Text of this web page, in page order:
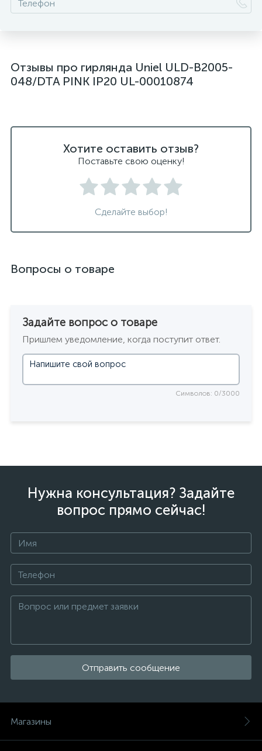
Отзывы про гирлянда Uniel ULD-B2005-
048/DTA PINK IP20 UL-00010874
Хотите оставить отзыв?
Поставьте свою оценку!
Сделайте выбор!
Вопросы о товаре
Задайте вопрос о товаре
Пришлем уведомление, когда поступит ответ.
Символов: 0/3000
Нужна консультация? Задайте
вопрос прямо сейчас!
Отправить сообщение
Магазины